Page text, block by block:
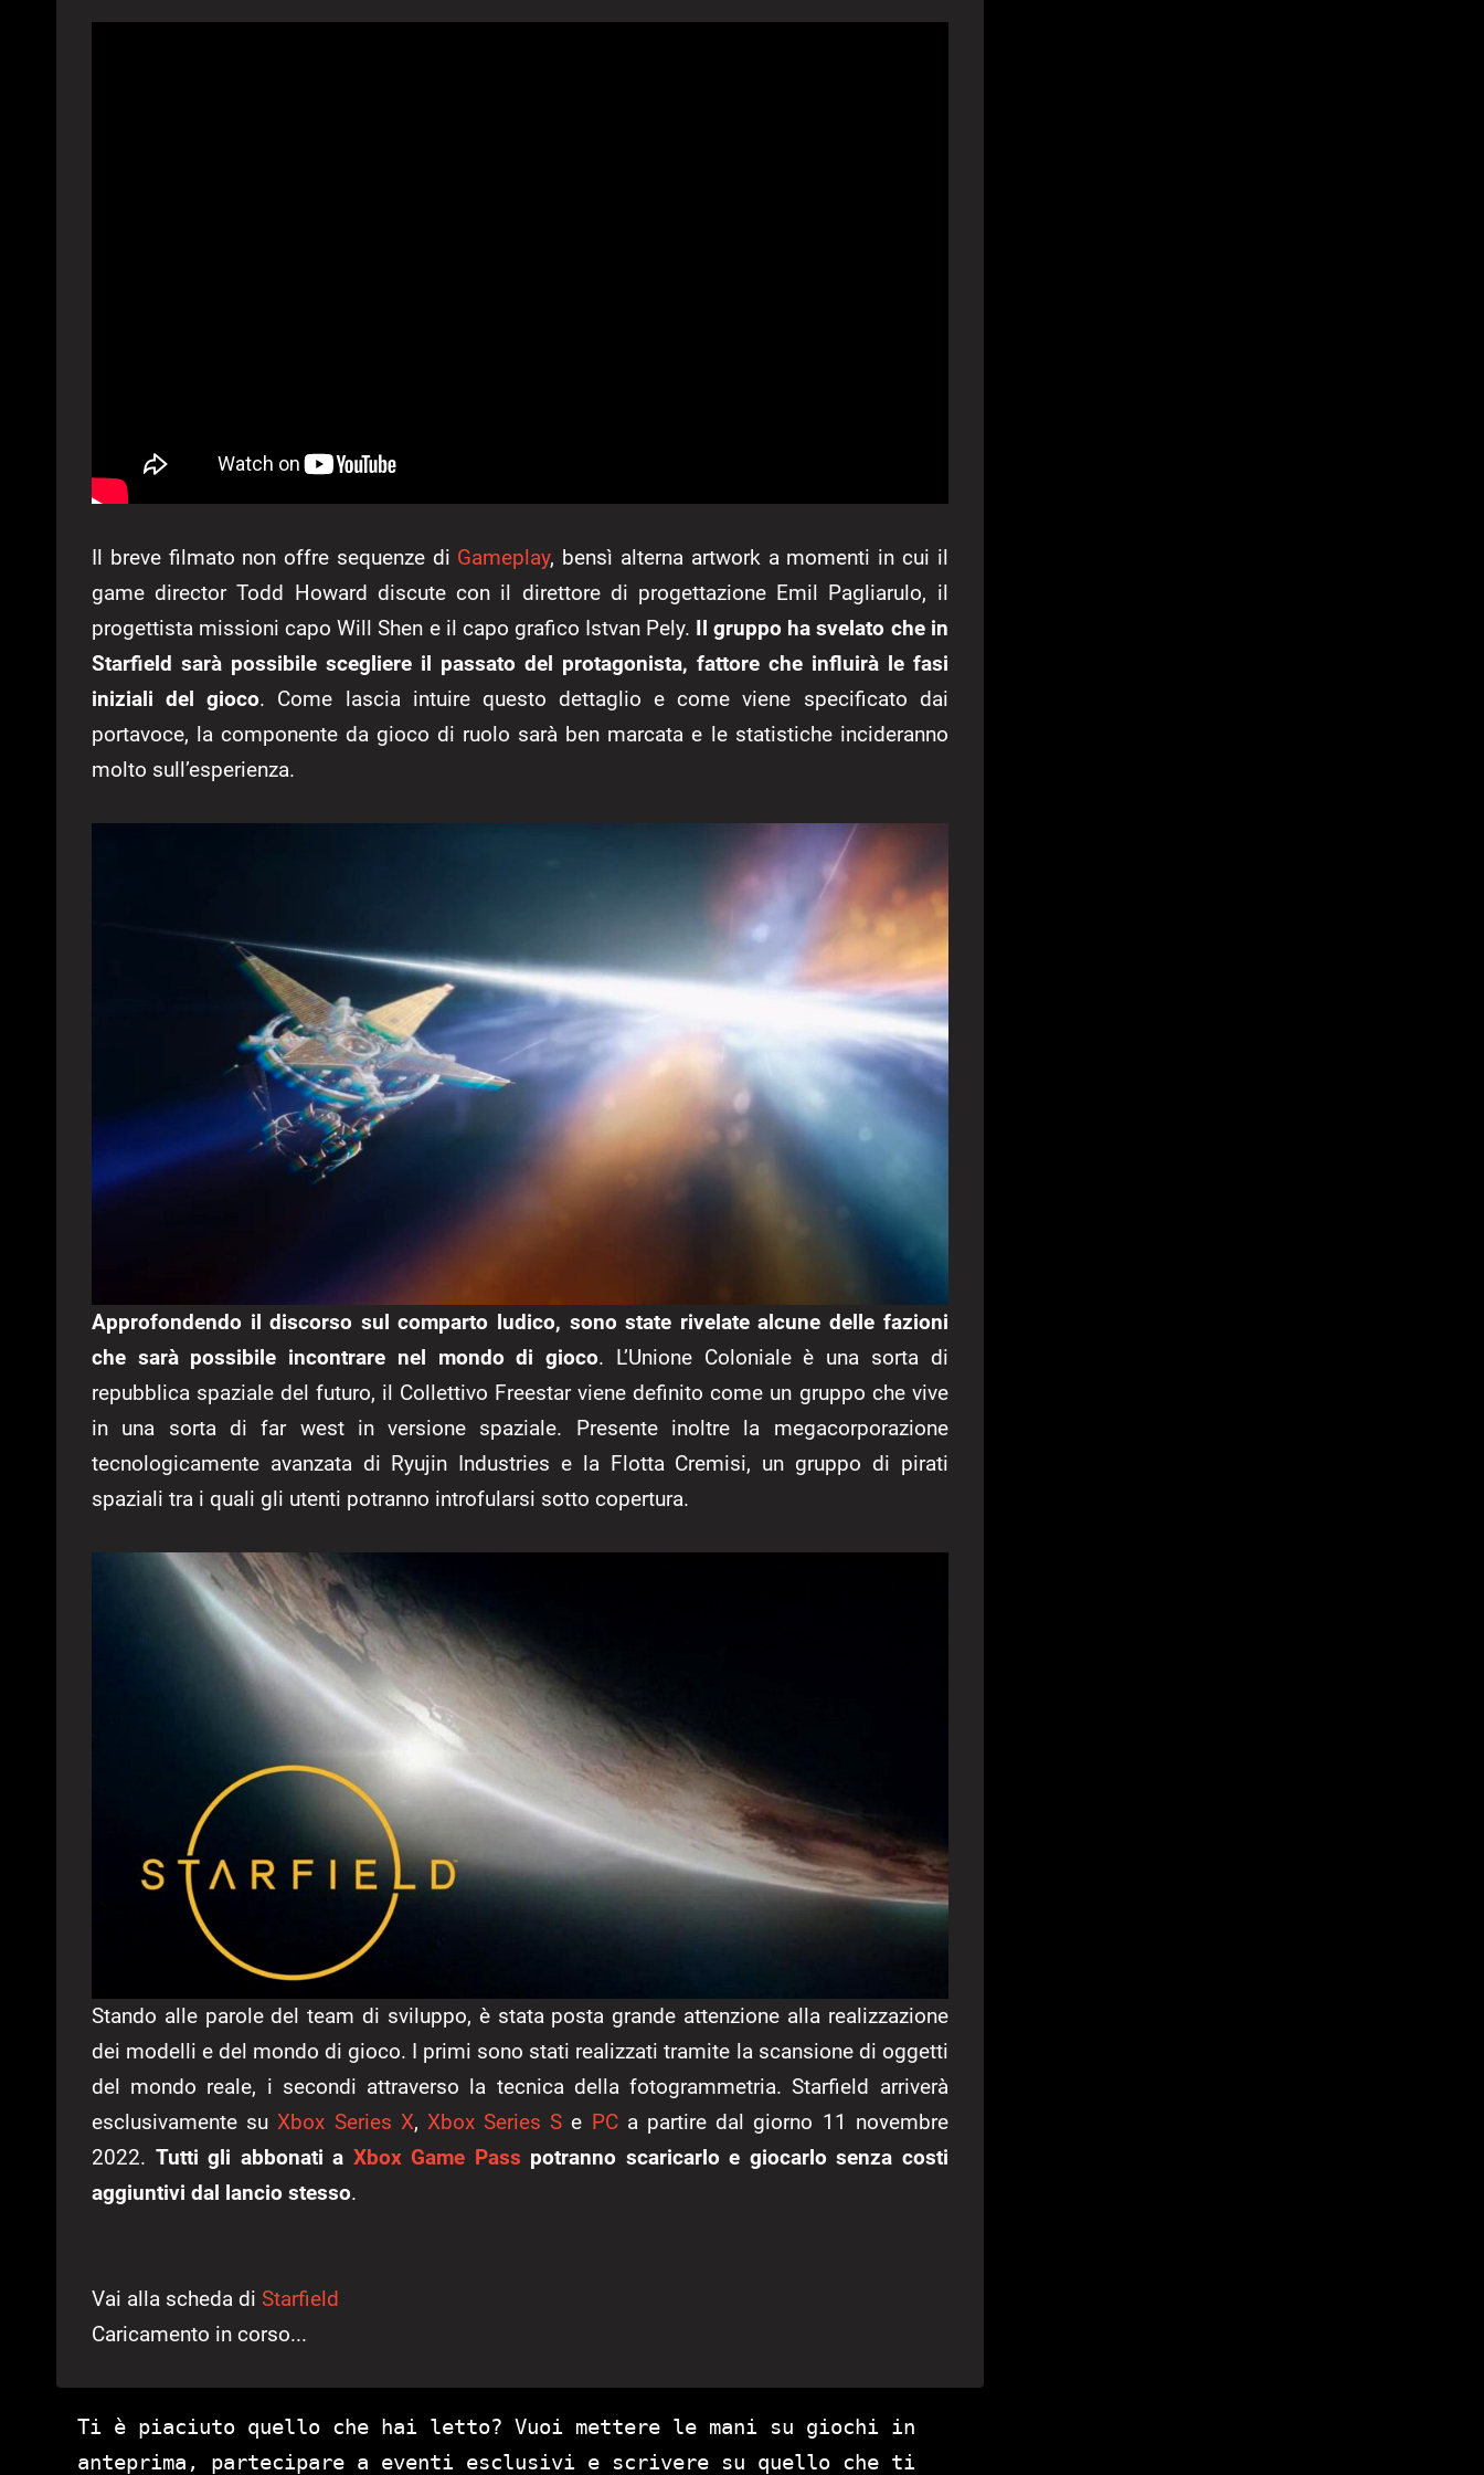
Il breve filmato non offre sequenze di Gameplay, bensì alterna artwork a momenti in cui il
game director Todd Howard discute con il direttore di progettazione Emil Pagliarulo, il
progettista missioni capo Will Shen e il capo grafico Istvan Pely. Il gruppo ha svelato che in
Starfield sarà possibile scegliere il passato del protagonista, fattore che influirà le fasi
iniziali del gioco. Come lascia intuire questo dettaglio e come viene specificato dai
portavoce, la componente da gioco di ruolo sarà ben marcata e le statistiche incideranno
molto sull’esperienza.
Approfondendo il discorso sul comparto ludico, sono state rivelate alcune delle fazioni
che sarà possibile incontrare nel mondo di gioco. L’Unione Coloniale è una sorta di
repubblica spaziale del futuro, il Collettivo Freestar viene definito come un gruppo che vive
in una sorta di far west in versione spaziale. Presente inoltre la megacorporazione
tecnologicamente avanzata di Ryujin Industries e la Flotta Cremisi, un gruppo di pirati
spaziali tra i quali gli utenti potranno introfularsi sotto copertura.
Stando alle parole del team di sviluppo, è stata posta grande attenzione alla realizzazione
dei modelli e del mondo di gioco. I primi sono stati realizzati tramite la scansione di oggetti
del mondo reale, i secondi attraverso la tecnica della fotogrammetria. Starfield arriverà
esclusivamente suXbox Series X, Xbox Series S e PCa partire dal giorno 11 novembre
2022. Tutti gli abbonati a Xbox Game Pass potranno scaricarlo e giocarlo senza costi
aggiuntivi dal lancio stesso.
Vai alla scheda di Starfield
Caricamento in corso...
Ti è piaciuto quello che hai letto? Vuoi mettere le mani su giochi in
anteprima, partecipare a eventi esclusivi e scrivere su quello che ti